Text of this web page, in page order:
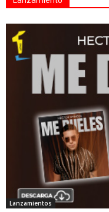
Lanzamientos